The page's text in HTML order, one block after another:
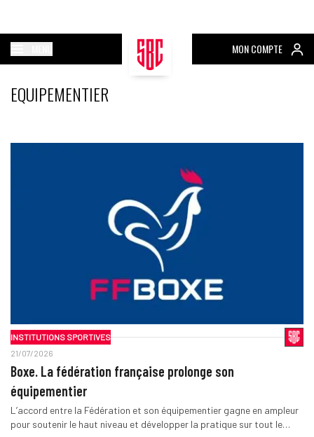
MON COMPTE
EQUIPEMENTIER
INSTITUTIONS SPORTIVES
21/07/2026
Boxe. La fédération française prolonge son
équipementier
L’accord entre la Fédération et son équipementier gagne en ampleur
pour soutenir le haut niveau et développer la pratique sur tout le…